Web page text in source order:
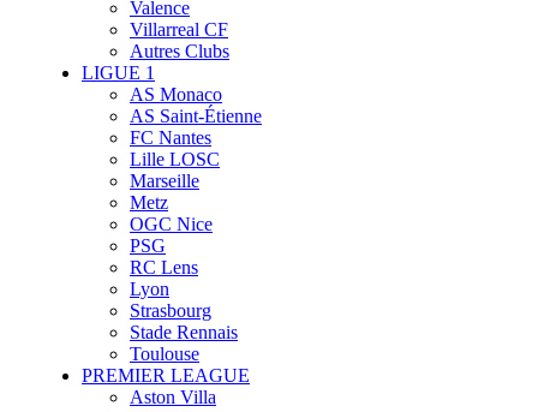
Valence
Villarreal CF
Autres Clubs
LIGUE 1
AS Monaco
AS Saint-Étienne
FC Nantes
Lille LOSC
Marseille
Metz
OGC Nice
PSG
RC Lens
Lyon
Strasbourg
Stade Rennais
Toulouse
PREMIER LEAGUE
Aston Villa